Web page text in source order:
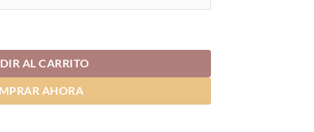
AL CARRITO
AHORA